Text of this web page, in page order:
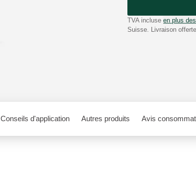
TVA incluse en plus
Suisse. Livraison
Conseils d'application Autres produits Avis